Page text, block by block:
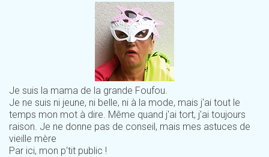
Je suis la mama de la grande Foufou.
Je ne suis ni jeune, ni belle, ni à la mode, mais j'ai tout le
temps mon mot à dire. Même quand j'ai tort, j'ai toujours
raison. Je ne donne pas de conseil, mais mes astuces de
vieille mère
Par ici, mon p'tit public !